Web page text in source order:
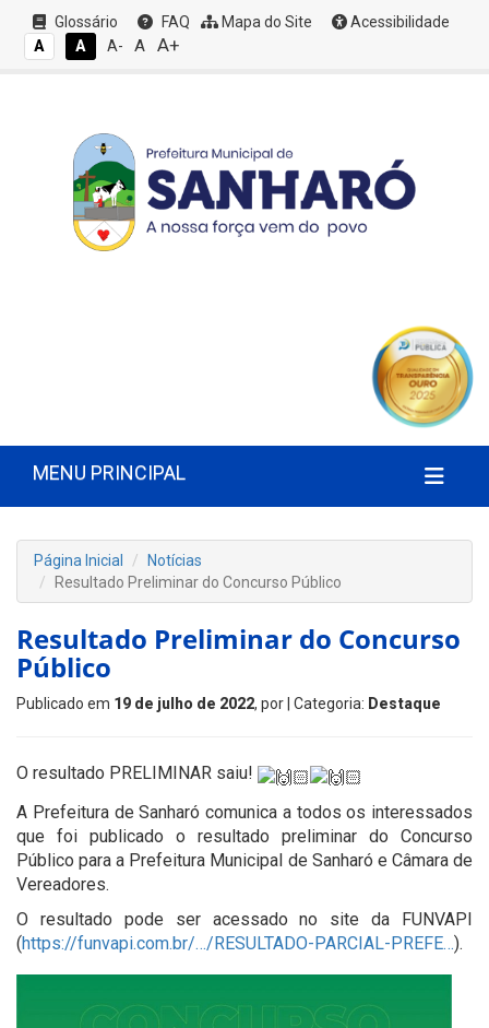
Glossário FAQ Mapa do Site
Acessibilidade
A
A A- A A+
MENU PRINCIPAL
Página Inicial
Notícias
Resultado Preliminar do Concurso Público
Resultado Preliminar do Concurso
Público
Publicado em 19 de julho de 2022, por | Categoria: Destaque
O resultado PRELIMINAR saiu!
A Prefeitura de Sanharó comunica a todos os interessados
que foi publicado o resultado preliminar do Concurso
Público para a Prefeitura Municipal de Sanharó e Câmara de
Vereadores.
O resultado pode ser acessado no site da FUNVAPI
(https://funvapi.com.br/…/RESULTADO-PARCIAL-PREFE…).